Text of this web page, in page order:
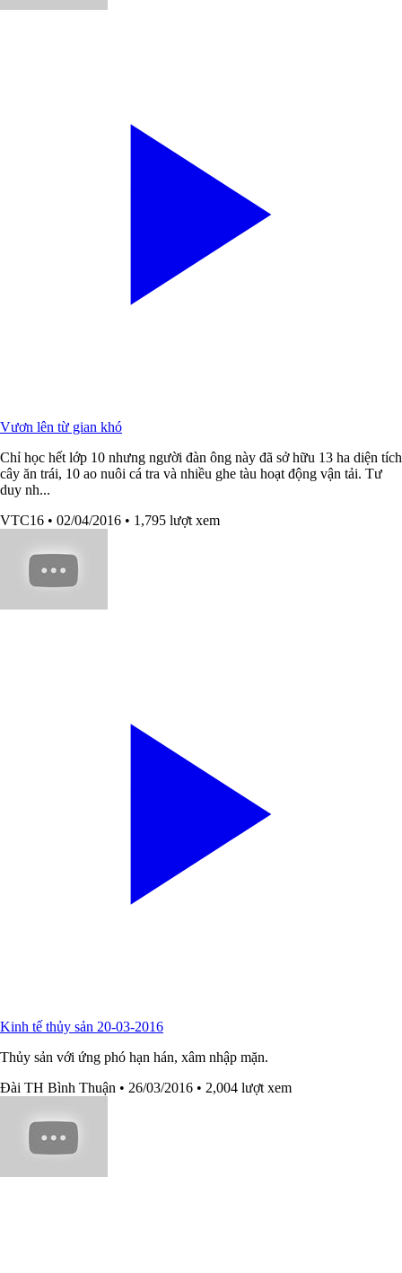
Vươn lên từ gian khó
Chỉ học hết lớp 10 nhưng người đàn ông này đã sở hữu 13 ha diện tích
cây ăn trái, 10 ao nuôi cá tra và nhiều ghe tàu hoạt động vận tải. Tư
duy nh...
VTC16 • 02/04/2016 • 1,795 lượt xem
Kinh tế thủy sản 20-03-2016
Thủy sản với ứng phó hạn hán, xâm nhập mặn.
Đài TH Bình Thuận • 26/03/2016 • 2,004 lượt xem